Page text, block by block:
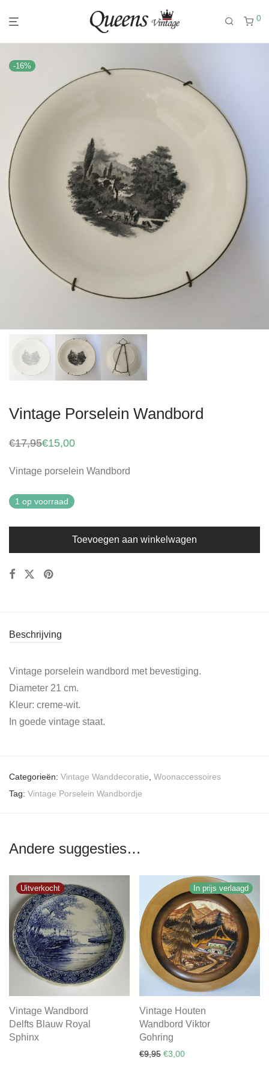
0
-16%
Vintage Porselein Wandbord
€17,95
Oorspronkelijke
€17,95.
€15,00
Huidige
€15,00.
Vintage porselein Wandbord
1 op voorraad
Toevoegen aan winkelwagen
Beschrijving
Vintage porselein wandbord met bevestiging.
Diameter 21 cm.
Kleur: creme-wit.
In goede vintage staat.
Categorieën: Vintage Wanddecoratie Woonaccessoires
Tag: Vintage Porselein Wandbordje
Andere suggesties…
Vintage Wandbord
Delfts Blauw Royal
Sphinx
In prijs verlaagd
Vintage Houten
Wandbord Viktor
Gohring
€9,95 Oorspronkelijke prijs was:
€3,00Huidige prijs is: €3,00.